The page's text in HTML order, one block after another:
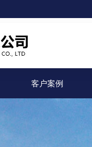
客户案例